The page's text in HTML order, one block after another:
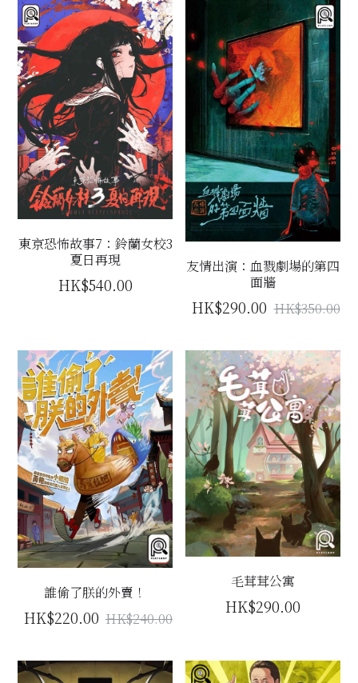
東京恐怖故事7：鈴蘭女校3
夏日再現
HK$540.00
友情出演：血戮劇場的第四
面牆
HK$290.00 HK$350.00
誰偷了朕的外賣！
HK$220.00 HK$240.00
毛茸茸公寓
HK$290.00